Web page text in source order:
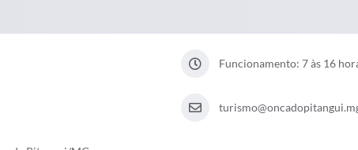
Funcionamento: 7 às 16